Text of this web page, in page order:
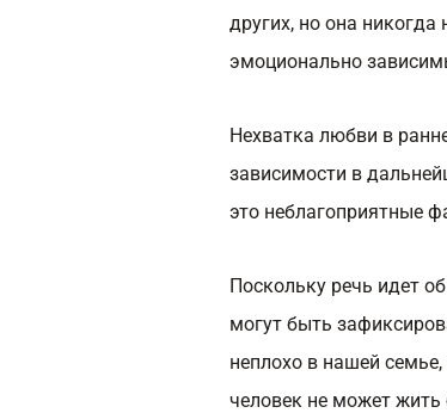
других, но она
эмоционально
Нехватка любви в
зависимости в
это неблагоприятные
Поскольку речь идет
могут быть
неплохо в нашей
человек не может жить